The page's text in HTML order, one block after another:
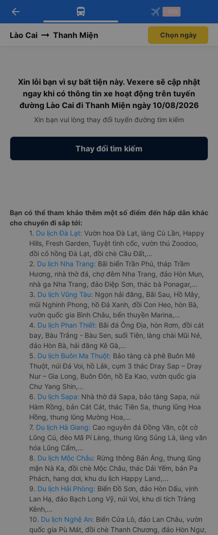
Tải app Vexere ngay!
Nhận ưu đãi thành viên độc
Mở app
Tải app Vexere
-30k/ghế khi đặt vé máy bay qua
Mở app
arrow_back -30k
Lào Cai Thanh Miện Chọn ngày
Xin lỗi bạn vì sự bất tiện này. Vexere sẽ cập nhật
ngay khi có thông tin xe hoạt động trên tuyến
đường Lào Cai đi Thanh Miện ngày 10/08/2026
Xin bạn vui lòng thay đổi tuyến đường tìm kiếm
Thay đổi tìm kiếm
Bạn có thể tham khảo thêm một số điểm đến hấp dẫn khác
cho chuyến đi sắp tới:
1. Du lịch Đà Lạt: Vườn hoa Đà Lạt, làng Cù Lần, Happy
Hills, Fresh Garden, Tuyệt tình cốc, vườn thú Zoodoo,
đồi cỏ hồng Đà Lạt, đồi chè Cầu Đất,...
2. Du lịch Nha Trang: Bãi biển Trần Phú, tháp Trầm
Hương, nhà thờ đá, chợ đêm Nha Trang, đảo Hòn Mun,
nhà ga Nha Trang, đảo Điệp Sơn, thác bà Ponagar,...
3. Du lịch Vũng Tàu: Ngọn hải đăng, Bãi Sau, Hồ Mây,
mũi Nghinh Phong, hồ Đá Xanh, đồi Con Heo, hòn Bà,
vườn quốc gia Bình Châu, bến thuyền Marina,...
4. Du lịch Phan Thiết: Bãi đá Ông Địa, hòn Rơm, đồi cát
bay, Bàu Trắng - Bàu Sen, suối Tiên, làng chài Mũi Né,
đảo Hòn Bà, hải đăng Kê Gà,...
5. Du lịch Buôn Ma Thuột: Bảo tàng cà phê Buôn Mê
Thuột, núi Đá Voi, hồ Lắk, cụm 3 thác Dray Sap – Dray
Nur – Gia Long, Buôn Đôn, hồ Ea Kao, vườn quốc gia
Chư Yang Shin,...
6. Du lịch Sapa: Nhà thờ đá Sapa, bảo tàng Sapa, núi
Hàm Rồng, bản Cát Cát, thác Tiên Sa, thung lũng Hoa
Hồng, thung lũng Mường Hoa,...
7. Du lịch Hà Giang: Cao nguyên đá Đồng Văn, cột cờ
Lũng Cú, đèo Mã Pí Lèng, thung lũng Sủng Là, làng văn
hóa Lũng Cẩm,...
8. Du lịch Mộc Châu: Rừng thông Bản Áng, thung lũng
mận Nà Ka, đồi chè Mộc Châu, thác Dải Yếm, bản Pa
Phách, hang dơi, khu du lịch Happy Land,...
9. Du lịch Hải Phòng: Biển Đồ Sơn, đảo Hòn Dấu, vịnh
Lan Hạ, đảo Bạch Long Vỹ, núi Voi, khu di tích Tràng
Kênh,...
10. Du lịch Nghệ An: Biển Cửa Lò, đảo Lan Châu, vườn
quốc gia Pù Mát, đồi chè Thanh Chương, đảo Hòn Ngư,